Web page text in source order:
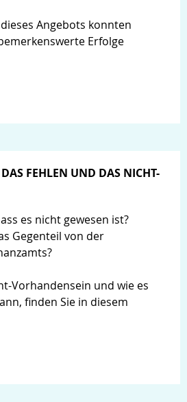
Angebots konnten
Erfolge
FEHLEN UND DAS NICHT-
es nicht gewesen ist?
Gegenteil von der
Vorhandensein und wie es
finden Sie in diesem